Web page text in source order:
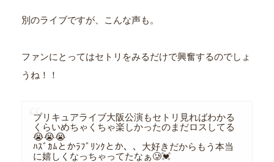
別のライブですが、こんな声も。
ファンにとってはセトリをみるだけで興奮するのでしょ
うね！！
プリキュアライブ大阪公演もセトリ見ればわかる
くらいめちゃくちゃ楽しかったのまだロスしてる
😭😭😭
ﾊｽﾞｶﾑとかﾗﾌﾞﾘﾝｸとか、、大好きだからもう本当
に嬉しくなっちゃってたなぁ🥲💓